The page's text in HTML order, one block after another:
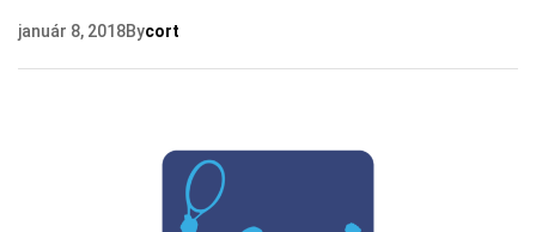
január 8, 2018Bycort